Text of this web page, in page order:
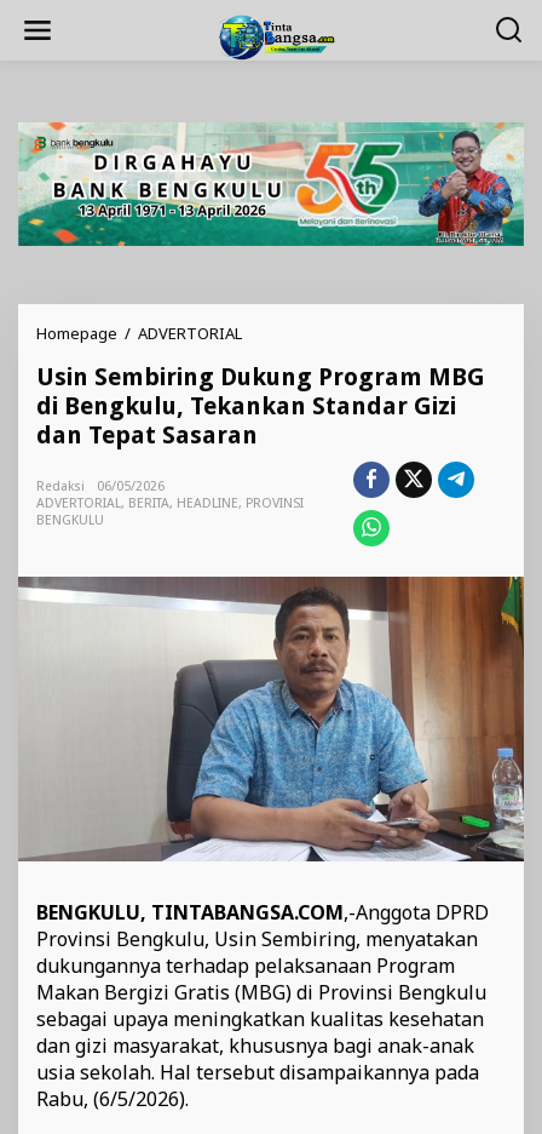
Homepage / ADVERTORIAL
Dukung
Program
MBG
di
Standar
Tepat
Sasaran
Usin Sembiring Dukung Program MBG
di Bengkulu, Tekankan Standar Gizi
dan Tepat Sasaran
Redaksi
06/05/2026
ADVERTORIAL, BERITA, HEADLINE, PROVINSI
BENGKULU
BENGKULU, TINTABANGSA.COM,-Anggota DPRD
Provinsi Bengkulu, Usin Sembiring, menyatakan
dukungannya terhadap pelaksanaan Program
Makan Bergizi Gratis (MBG) di Provinsi Bengkulu
sebagai upaya meningkatkan kualitas kesehatan
dan gizi masyarakat, khususnya bagi anak-anak
usia sekolah. Hal tersebut disampaikannya pada
Rabu, (6/5/2026).